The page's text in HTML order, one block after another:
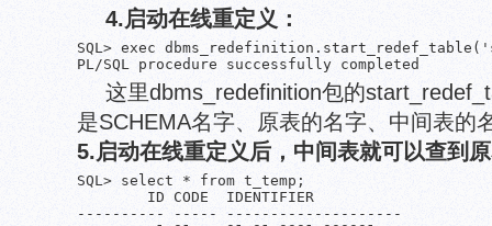
4.启动在线重定义：
SQL> exec
PL/SQL procedure successfully completed
这里dbms_redefinition包的
是SCHEMA名字、原表的名字、中间表的
5.启动在线重定义后，中间表就可以查到
SQL> select * from t_temp;
        ID CODE  IDENTIFIER
---------- ----- --------------------